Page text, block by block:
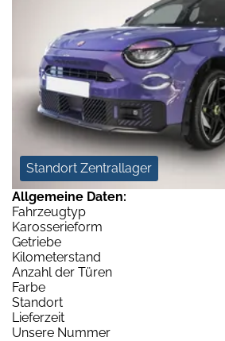
Standort Zentrallager
Allgemeine Daten:
Fahrzeugtyp
Karosserieform
Getriebe
Kilometerstand
Anzahl der Türen
Farbe
Standort
Lieferzeit
Unsere Nummer